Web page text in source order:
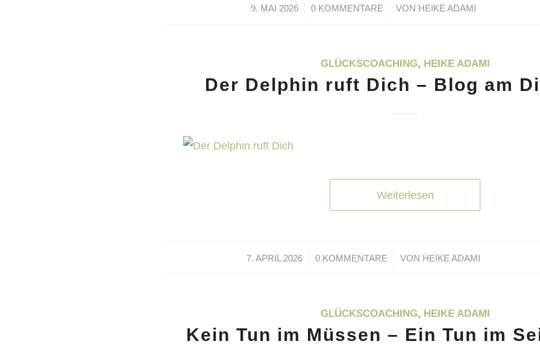
9. MAI 2026
/ 0 KOMMENTARE
/ VON HEIKE ADAMI
GLÜCKSCOACHING, HEIKE ADAMI
Der Delphin ruft Dich – Blog am
Weiterlesen
7. APRIL 2026
/ 0 KOMMENTARE
/ VON HEIKE ADAMI
GLÜCKSCOACHING, HEIKE ADAMI
Kein Tun im Müssen – Ein Tun im